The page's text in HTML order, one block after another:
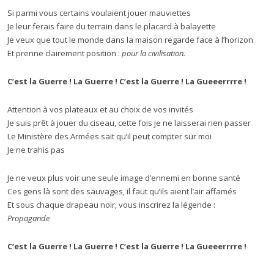
Si parmi vous certains voulaient jouer mauviettes
Je leur ferais faire du terrain dans le placard à balayette
Je veux que tout le monde dans la maison regarde face à l’horizon
Et prenne clairement position : pour la civilisation.
C’est la Guerre ! La Guerre ! C’est la Guerre ! La Gueeerrrre !
Attention à vos plateaux et au choix de vos invités
Je suis prêt à jouer du ciseau, cette fois je ne laisserai rien passer
Le Ministère des Armées sait qu’il peut compter sur moi
Je ne trahis pas
Je ne veux plus voir une seule image d’ennemi en bonne santé
Ces gens là sont des sauvages, il faut qu’ils aient l’air affamés
Et sous chaque drapeau noir, vous inscrirez la légende :
Propagande
C’est la Guerre ! La Guerre ! C’est la Guerre ! La Gueeerrrre !